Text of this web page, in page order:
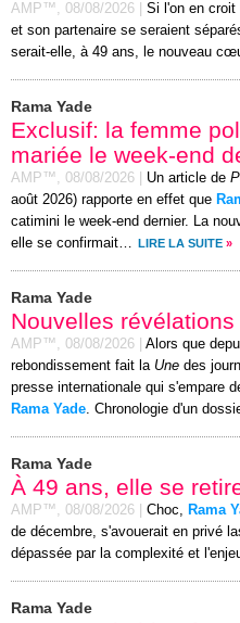
AMP™, 08/08/2026 Si l'on en croit
et son partenaire se seraient
serait-elle, à 49 ans, le nouveau
Rama Yade
Exclusif: la femme
mariée le week-end
AMP™, 08/08/2026 Un article de
août 2026) rapporte en effet que
catimini le week-end dernier. La
elle se confirmait…
LIRE LA SUITE »
Rama Yade
Nouvelles
AMP™, 08/08/2026
Alors que
rebondissement fait la Une des
presse internationale qui s'empare
Rama Yade. Chronologie d'un
Rama Yade
À 49 ans, elle se
AMP™, 08/08/2026 Choc, Rama
de décembre, s'avouerait en privé
dépassée par la complexité et
Rama Yade